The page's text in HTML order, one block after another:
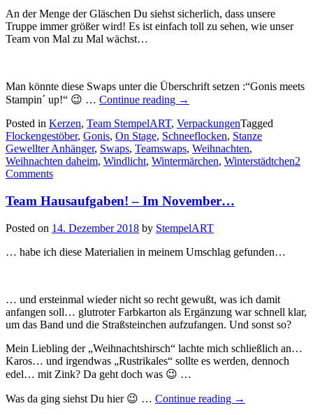
An der Menge der Gläschen Du siehst sicherlich, dass unsere
Truppe immer größer wird! Es ist einfach toll zu sehen, wie unser
Team von Mal zu Mal wächst…
Man könnte diese Swaps unter die Überschrift setzen :“Gonis meets
Stampin´ up!“ 😉 … Continue reading
„Meine
für
Berlin…“
→
Posted in Kerzen, Team StempelART, VerpackungenTagged
Flockengestöber, Gonis, On Stage, Schneeflocken, Stanze
Gewellter Anhänger, Swaps, Teamswaps, Weihnachten,
Weihnachten daheim, Windlicht, Wintermärchen, Winterstädtchen2
Comments
Team Hausaufgaben! – Im November…
Posted on 14. Dezember 2018 by StempelART
… habe ich diese Materialien in meinem Umschlag gefunden…
… und ersteinmal wieder nicht so recht gewußt, was ich damit
anfangen soll… glutroter Farbkarton als Ergänzung war schnell klar,
um das Band und die Straßsteinchen aufzufangen. Und sonst so?
Mein Liebling der „Weihnachtshirsch“ lachte mich schließlich an…
Karos… und irgendwas „Rustrikales“ sollte es werden, dennoch
edel… mit Zink? Da geht doch was 😉 …
Was da ging siehst Du hier 😉 … Continue reading
„Team
→